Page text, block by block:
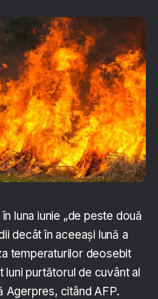
luna iunie „de peste două
decât în aceeaşi lună a
temperaturilor deosebit
luni purtătorul de cuvânt al
Agerpres, citând AFP.